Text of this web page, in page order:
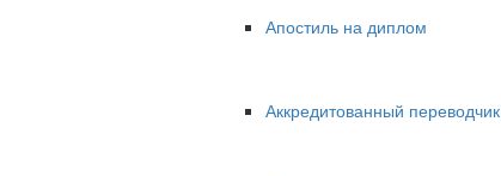
Апостиль на диплом
Аккредитованный переводчик